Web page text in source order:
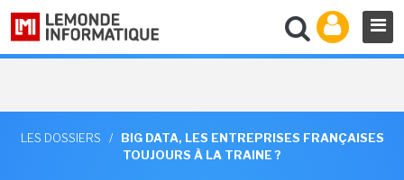
LES DOSSIERS /
BIG DATA, LES ENTREPRISES FRANÇAISES
TOUJOURS À LA TRAINE ?